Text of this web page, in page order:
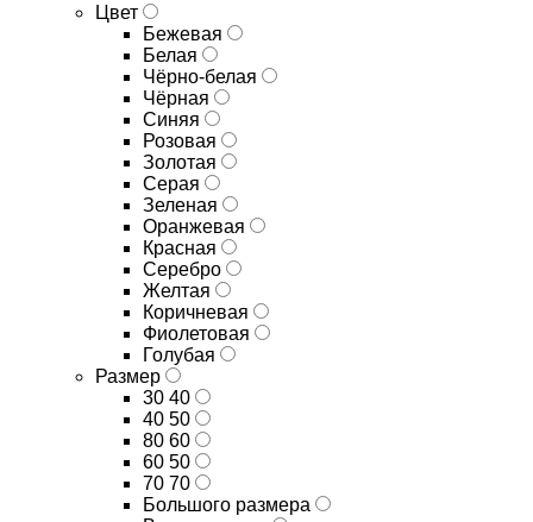
Цвет
Бежевая
Белая
Чёрно-белая
Чёрная
Синяя
Розовая
Золотая
Серая
Зеленая
Оранжевая
Красная
Серебро
Желтая
Коричневая
Фиолетовая
Голубая
Размер
30 40
40 50
80 60
60 50
70 70
Большого размера